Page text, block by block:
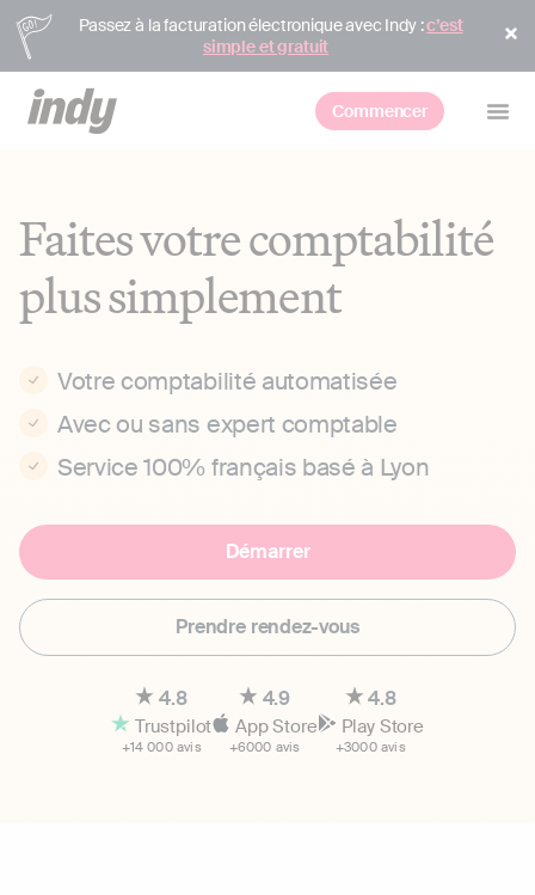
Passez à la facturation électronique avec Indy :c’est
simple et gratuit
Commencer
Faites votre comptabilité
plus simplement
Votre comptabilité automatisée
Avec ou sans expert comptable
Service 100% français basé à Lyon
Démarrer
Prendre rendez-vous
4.8
Trustpilot
+14 000 avis
4.9
App Store
+6000 avis
4.8
Play Store
+3000 avis